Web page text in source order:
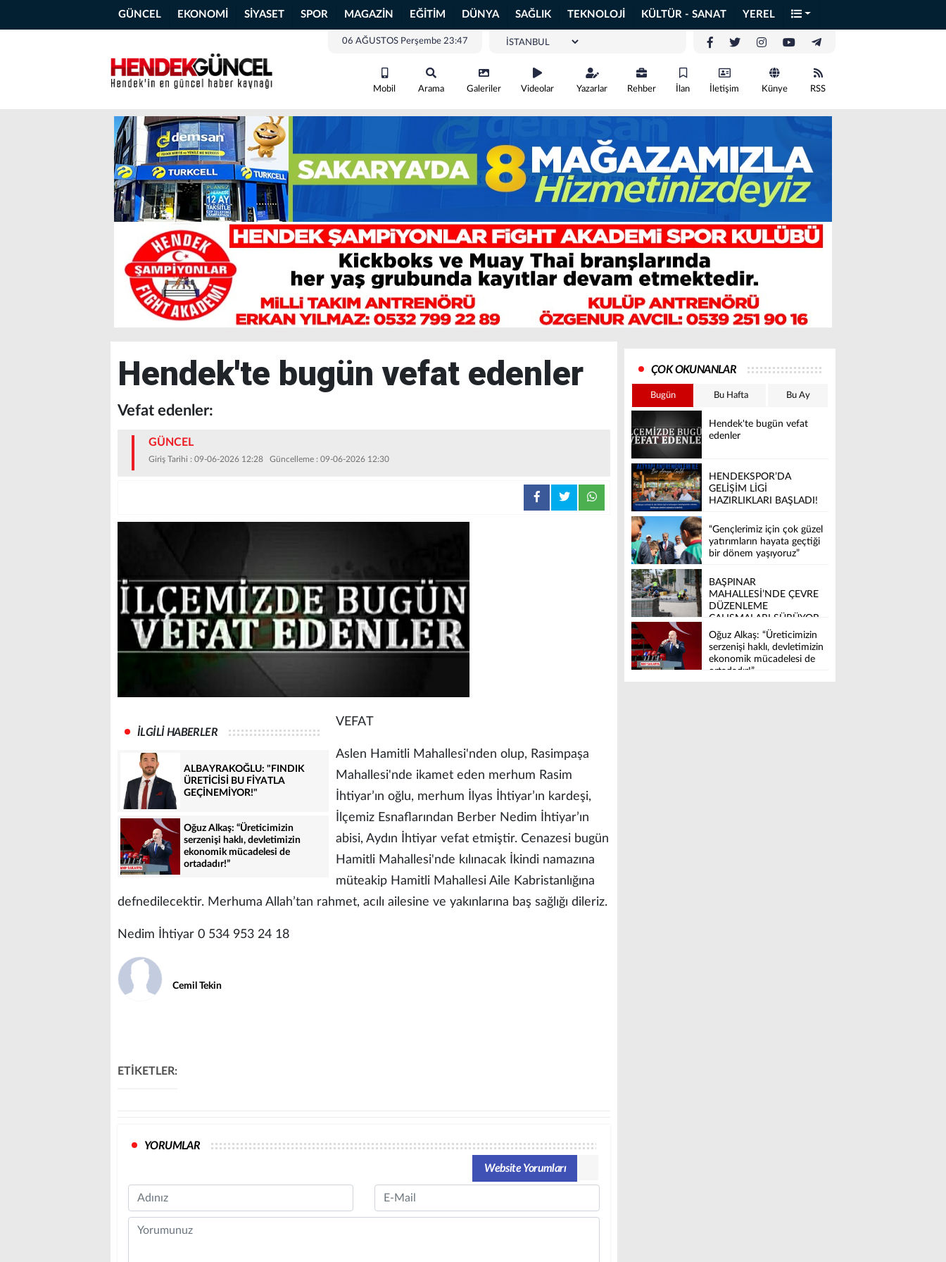
GÜNCEL EKONOMİ SİYASET SPOR MAGAZİN EĞİTİM DÜNYA SAĞLIK TEKNOLOJİ KÜLTÜR - SANAT YEREL
06 AĞUSTOS Perşembe 23:47
Mobil Arama Galeriler Videolar Yazarlar Rehber İlan İletişim Künye RSS
Hendek'te bugün vefat edenler
Vefat edenler:
GÜNCEL
Giriş Tarihi : 09-06-2026 12:28 Güncelleme : 09-06-2026 12:30
İLGİLİ HABERLER
ALBAYRAKOĞLU: "FINDIK
ÜRETİCİSİ BU FİYATLA
GEÇİNEMİYOR!"
Oğuz Alkaş: “Üreticimizin
serzenişi haklı, devletimizin
ekonomik mücadelesi de
ortadadır!”
VEFAT
Aslen Hamitli Mahallesi'nden olup, Rasimpaşa
Mahallesi'nde ikamet eden merhum Rasim
İhtiyar’ın oğlu, merhum İlyas İhtiyar’ın kardeşi,
İlçemiz Esnaflarından Berber Nedim İhtiyar’ın
abisi, Aydın İhtiyar vefat etmiştir. Cenazesi bugün
Hamitli Mahallesi'nde kılınacak İkindi namazına
müteakip Hamitli Mahallesi Aile Kabristanlığına
defnedilecektir. Merhuma Allah’tan rahmet, acılı ailesine ve yakınlarına baş sağlığı dileriz.
Nedim İhtiyar 0 534 953 24 18
Cemil Tekin
ETİKETLER:
YORUMLAR
Website Yorumları
Name Email
Comment
ÇOK OKUNANLAR
Bugün Bu Hafta Bu Ay
Hendek'te bugün vefat
edenler
HENDEKSPOR’DA
GELİŞİM LİGİ
HAZIRLIKLARI BAŞLADI!
“Gençlerimiz için çok güzel
yatırımların hayata geçtiği
bir dönem yaşıyoruz”
BAŞPINAR
MAHALLESİ’NDE ÇEVRE
DÜZENLEME
ÇALIŞMALARI SÜRÜYOR
Oğuz Alkaş: “Üreticimizin
serzenişi haklı, devletimizin
ekonomik mücadelesi de
ortadadır!”